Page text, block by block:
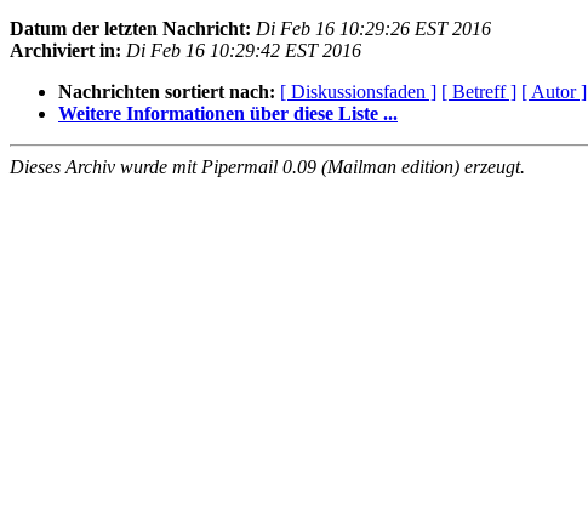
Datum der letzten Nachricht: Di Feb 16 10:29:26 EST 2016
Archiviert in: Di Feb 16 10:29:42 EST 2016
Nachrichten sortiert nach: [ Diskussionsfaden ] [ Betreff ] [ Autor ]
Weitere Informationen über diese Liste ...
Dieses Archiv wurde mit Pipermail 0.09 (Mailman edition) erzeugt.